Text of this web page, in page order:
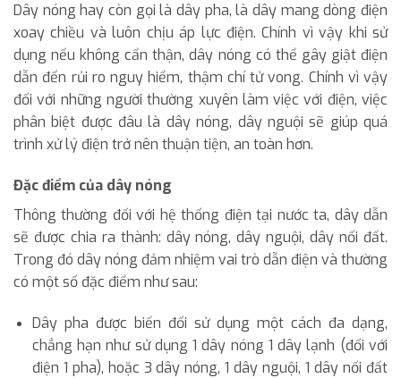
Dây nóng hay còn gọi là dây pha, là dây mang dòng điện
xoay chiều và luôn chịu áp lực điện. Chính vì vậy khi sử
dụng nếu không cẩn thận, dây nóng có thể gây giật điện
dẫn đến rủi ro nguy hiểm, thậm chí tử vong. Chính vì vậy
đối với những người thường xuyên làm việc với điện, việc
phân biệt được đâu là dây nóng, dây nguội sẽ giúp quá
trình xử lý điện trở nên thuận tiện, an toàn hơn.
Đặc điểm của dây nóng
Thông thường đối với hệ thống điện tại nước ta, dây dẫn
sẽ được chia ra thành: dây nóng, dây nguội, dây nối đất.
Trong đó dây nóng đảm nhiệm vai trò dẫn điện và thường
có một số đặc điểm như sau:
Dây pha được biến đổi sử dụng một cách đa dạng,
chẳng hạn như sử dụng 1 dây nóng 1 dây lạnh (đối với
điện 1 pha), hoặc 3 dây nóng, 1 dây nguội, 1 dây nối đất